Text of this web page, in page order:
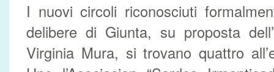
I nuovi circoli riconosciuti
delibere di Giunta, su proposta
Virginia Mura, si trovano quattro